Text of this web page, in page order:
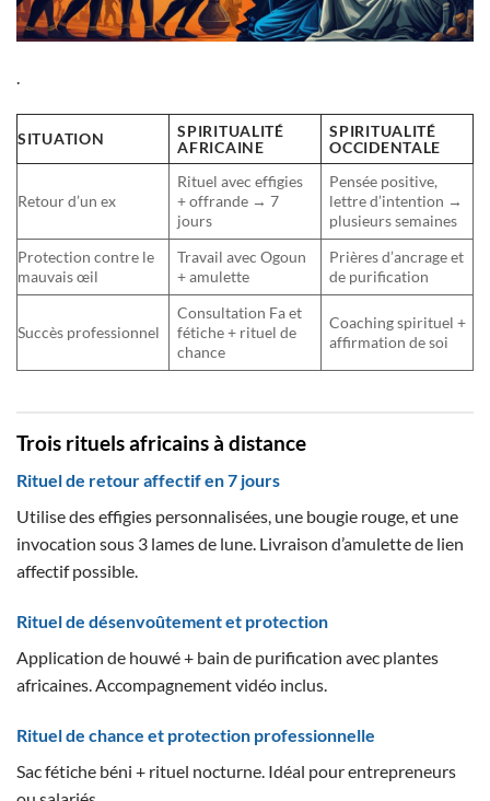
.
SITUATION
SPIRITUALITÉ
AFRICAINE
SPIRITUALITÉ
OCCIDENTALE
Retour d’un ex
Rituel avec effigies
+ offrande → 7
jours
Pensée positive,
lettre d’intention →
plusieurs semaines
Protection contre le
mauvais œil
Travail avec Ogoun
+ amulette
Prières d’ancrage et
de purification
Succès professionnel
Consultation Fa et
fétiche + rituel de
chance
Coaching spirituel +
affirmation de soi
Trois rituels africains à distance
Rituel de retour affectif en 7 jours
Utilise des effigies personnalisées, une bougie rouge, et une
invocation sous 3 lames de lune. Livraison d’amulette de lien
affectif possible.
Rituel de désenvoûtement et protection
Application de houwé + bain de purification avec plantes
africaines. Accompagnement vidéo inclus.
Rituel de chance et protection professionnelle
Sac fétiche béni + rituel nocturne. Idéal pour entrepreneurs